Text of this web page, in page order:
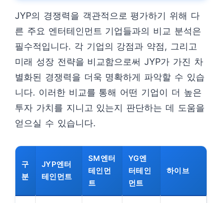
JYP의 경쟁력을 객관적으로 평가하기 위해 다
른 주요 엔터테인먼트 기업들과의 비교 분석은
필수적입니다. 각 기업의 강점과 약점, 그리고
미래 성장 전략을 비교함으로써 JYP가 가진 차
별화된 경쟁력을 더욱 명확하게 파악할 수 있습
니다. 이러한 비교를 통해 어떤 기업이 더 높은
투자 가치를 지니고 있는지 판단하는 데 도움을
얻으실 수 있습니다.
구
분
JYP엔터
테인먼트
SM엔터
테인먼
트
YG엔
터테인
먼트
하이브